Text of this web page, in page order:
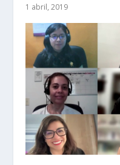
1 abril, 2019